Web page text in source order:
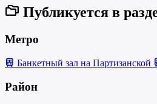
Публикуется в
Метро
Банкетный зал на Партизанской
Район